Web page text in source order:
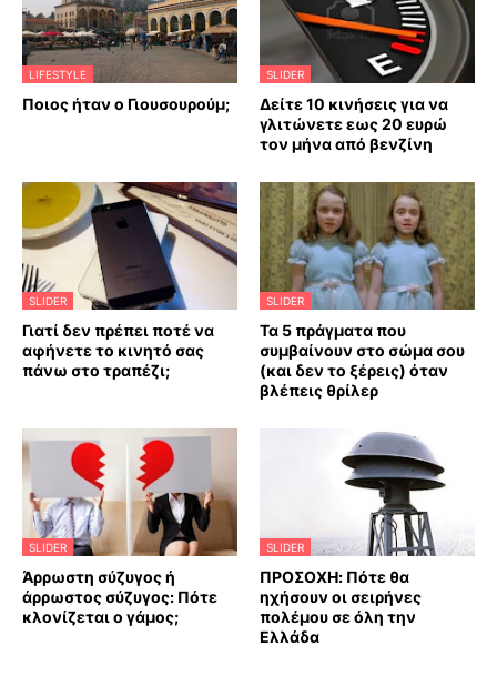
LIFESTYLE
Ποιος ήταν ο Γιουσουρούμ;
SLIDER
Δείτε 10 κινήσεις για να
γλιτώνετε εως 20 ευρώ
τον μήνα από βενζίνη
SLIDER
Γιατί δεν πρέπει ποτέ να
αφήνετε το κινητό σας
πάνω στο τραπέζι;
SLIDER
Τα 5 πράγματα που
συμβαίνουν στο σώμα σου
(και δεν το ξέρεις) όταν
βλέπεις θρίλερ
SLIDER
Άρρωστη σύζυγος ή
άρρωστος σύζυγος: Πότε
κλονίζεται ο γάμος;
SLIDER
ΠΡΟΣΟΧΗ: Πότε θα
ηχήσουν οι σειρήνες
πολέμου σε όλη την
Ελλάδα